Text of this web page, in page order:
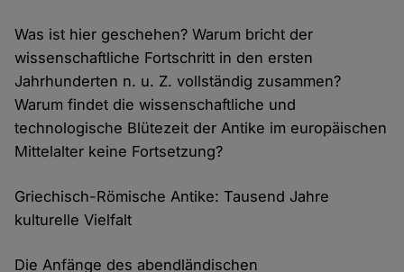
Was ist hier geschehen? Warum bricht der
wissenschaftliche Fortschritt in den ersten
Jahrhunderten n. u. Z. vollständig zusammen?
Warum findet die wissenschaftliche und
technologische Blütezeit der Antike im europäischen
Mittelalter keine Fortsetzung?
Griechisch-Römische Antike: Tausend Jahre
kulturelle Vielfalt
Die Anfänge des abendländischen